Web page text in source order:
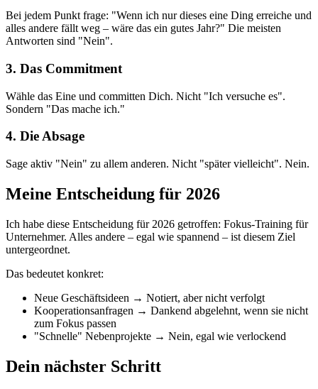
Bei jedem Punkt frage: "Wenn ich nur dieses eine Ding erreiche und
alles andere fällt weg – wäre das ein gutes Jahr?" Die meisten
Antworten sind "Nein".
3. Das Commitment
Wähle das Eine und committen Dich. Nicht "Ich versuche es".
Sondern "Das mache ich."
4. Die Absage
Sage aktiv "Nein" zu allem anderen. Nicht "später vielleicht". Nein.
Meine Entscheidung für 2026
Ich habe diese Entscheidung für 2026 getroffen: Fokus-Training für
Unternehmer. Alles andere – egal wie spannend – ist diesem Ziel
untergeordnet.
Das bedeutet konkret:
Neue Geschäftsideen → Notiert, aber nicht verfolgt
Kooperationsanfragen → Dankend abgelehnt, wenn sie nicht
zum Fokus passen
"Schnelle" Nebenprojekte → Nein, egal wie verlockend
Dein nächster Schritt